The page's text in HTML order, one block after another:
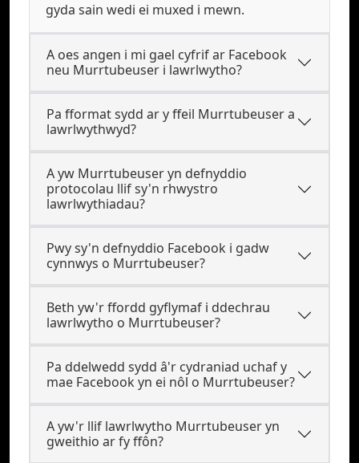
gyda sain wedi ei muxed i mewn.
A oes angen i mi gael cyfrif ar Facebook
neu Murrtubeuser i lawrlwytho?
Pa fformat sydd ar y ffeil Murrtubeuser a
lawrlwythwyd?
A yw Murrtubeuser yn defnyddio
protocolau llif sy'n rhwystro
lawrlwythiadau?
Pwy sy'n defnyddio Facebook i gadw
cynnwys o Murrtubeuser?
Beth yw'r ffordd gyflymaf i ddechrau
lawrlwytho o Murrtubeuser?
Pa ddelwedd sydd â'r cydraniad uchaf y
mae Facebook yn ei nôl o Murrtubeuser?
A yw'r llif lawrlwytho Murrtubeuser yn
gweithio ar fy ffôn?